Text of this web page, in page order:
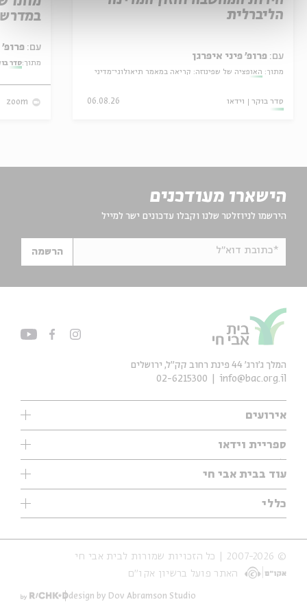
הליברלית
עם: פרופ' פיני איפרגן
מתוך: האופציה של שפינוזה: קריאה במאמר תיאולוגי־מדיני
סדר בוקר וידאו 06.08.26
עם: פרופ' אביגדור שנאן
מתוך:סדר
zoom
הישארו מעודכנים
הירשמו לניוזלטר שלנו וקבלו עדכונים ישר למייל
*כתובת דוא"ל הרשמה
אירועים
עיון
אנגלית
נוער
סדרות
אירועי עבר
אירועים בירושלים
ספריית וידאו
ילדים
מוזיקה
עיון
מיוחדים
עוד בבית אבי חי
תערוכות
מיוחדים
כללי
אודות
הצהרת נגישות
תנאי שימוש והצהרת פרטיות
המלך ג'ורג' 44 פינת רחוב קק״ל, ירושלים
info@bac.org.il
02-6215300
© 2007-2026 | כל הזכויות שמורות לבית אבי חי
האתר פועל ברשיון אקו״ם
design by Dov Abramson Studio